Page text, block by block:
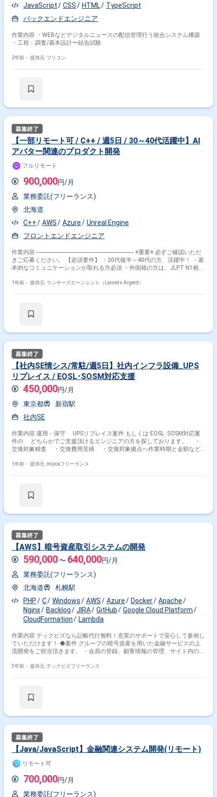
JavaScript
CSS HTML
TypeScript
バックエンドエンジニア
作業内容 ・WEBなどデジタルニュースの配信管理行う統合システム構築
・工程：調査/基本設計〜結合試験
2年前・ 提供元: フリコン
【一部リモート可 / C++ / 週5日 / 30～40代活躍中】AI
アバター関連のプロダクト開発
フルリモート
900,000円/月
業務委託(フリーランス)
北海道
C++
AWS Azure
Unreal Engine
フロントエンドエンジニア
作業内容 ------------------------------------------------------------------- ※重要※ 必ずご確認いただ
きご応募ください。 【必須要件】 ・20代後半～40代の方、活躍中！ ・基
本的なコミュニケーションが取れる方必須 ・外国籍の方は、JLPT N1相当
（副業不可） ・エンジニア実務経験3年以上必須 ---------------------------------------------
連のプロジェクト 自社プロダクト開発しているAIアバター関連PJのフロン
1年前・ 提供元: ランサーズエージェント（Lancers Argent）
【社内SE情シス/常駐/週5日】社内インフラ設備_UPS
リプレイス / EOSL･SOSM対応支援
450,000円/月
東京都
新宿駅
社内SE
作業内容 運用・保守 UPSリプレイス案件 もしくは EOSL･SOSM対応案
件の どちらかでご支援頂けるエンジニアの方を探しております。 ・
交換対象精査 ・交換費用見積 ・交換対象拠点へ作業時期と金額など
た現地調整 ・作業準備(作業申請/手順作成/レビュー対応) ・交換作業
1年前・ 提供元: mijicaフリーランス
【AWS】暗号資産取引システムの開発
590,000 〜 640,000円/月
業務委託(フリーランス)
北海道
札幌駅
PHP
C Windows AWS Azure Docker
Apache
Nginx
Backlog JIRA GitHub
Google Cloud Platform
CloudFormation
Lambda
作業内容 テックビズなら記帳代行無料！充実のサポートで安心して参画し
ていただけます！ ◆案件 グループの暗号資産を用いた金融サービスの上
流開発をご担当頂きます。 ・会員の登録、顧客情報の管理、サイト内の設
境・ツール】 ・コミュニケーションツール:Slack ・プロジェクト管理ツー
ル ◆PC貸与の有無:貸与あり(Windows) ※週5日〜OKの案件です！ ※実務経
3年前・ 提供元: テックビズフリーランス
【Java/JavaScript】金融関連システム開発(リモート)
リモート可
700,000円/月
業務委託(フリーランス)